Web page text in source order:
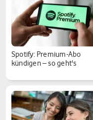
Spotify: Premium-Abo
kündigen – so geht's